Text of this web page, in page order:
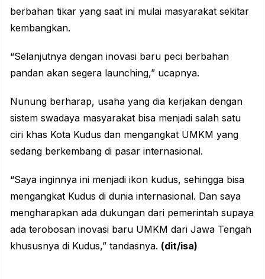
berbahan tikar yang saat ini mulai masyarakat sekitar
kembangkan.
“Selanjutnya dengan inovasi baru peci berbahan
pandan akan segera launching,” ucapnya.
Nunung berharap, usaha yang dia kerjakan dengan
sistem swadaya masyarakat bisa menjadi salah satu
ciri khas Kota Kudus dan mengangkat UMKM yang
sedang berkembang di pasar internasional.
“Saya inginnya ini menjadi ikon kudus, sehingga bisa
mengangkat Kudus di dunia internasional. Dan saya
mengharapkan ada dukungan dari pemerintah supaya
ada terobosan inovasi baru UMKM dari Jawa Tengah
khususnya di Kudus,” tandasnya. (dit/isa)